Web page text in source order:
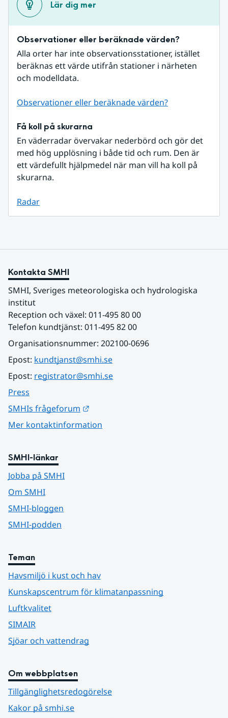
Lär dig mer
Observationer eller beräknade värden?
Alla orter har inte observationsstationer, istället
beräknas ett värde utifrån stationer i närheten
och modelldata.
Observationer eller beräknade värden?
Få koll på skurarna
En väderradar övervakar nederbörd och gör det
med hög upplösning i både tid och rum. Den är
ett värdefullt hjälpmedel när man vill ha koll på
skurarna.
Radar
Kontakta SMHI
SMHI, Sveriges meteorologiska och hydrologiska
institut
Reception och växel: 011-495 80 00
Telefon kundtjänst: 011-495 82 00
Organisationsnummer: 202100-0696
Epost: kundtjanst@smhi.se
Epost: registrator@smhi.se
Press
SMHIs frågeforum
Mer kontaktinformation
SMHI-länkar
Jobba på SMHI
Om SMHI
SMHI-bloggen
SMHI-podden
Teman
Havsmiljö i kust och hav
Kunskapscentrum för klimatanpassning
Luftkvalitet
SIMAIR
Sjöar och vattendrag
Om webbplatsen
Tillgänglighetsredogörelse
Kakor på smhi.se